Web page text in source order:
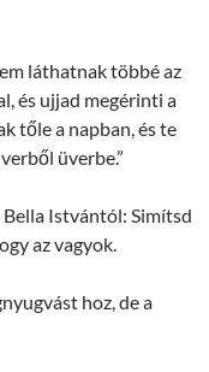
láthatnak többé az
és ujjad megérinti a
tőle a napban, és te
üverbe.”
Istvántól: Simítsd
az vagyok.
hoz, de a